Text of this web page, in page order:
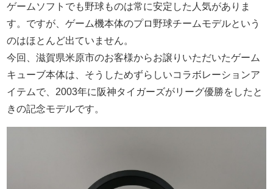
ゲームソフトでも野球ものは常に安定した人気がありま
す。ですが、ゲーム機本体のプロ野球チームモデルという
のはほとんど出ていません。
今回、滋賀県米原市のお客様からお譲りいただいたゲーム
キューブ本体は、そうしためずらしいコラボレーションア
イテムで、2003年に阪神タイガーズがリーグ優勝をしたと
きの記念モデルです。